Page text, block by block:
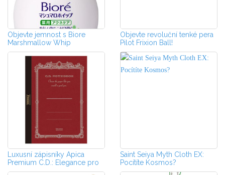
Objevte jemnost s Biore
Marshmallow Whip
Objevte revoluční tenké pera
Pilot Frixion Ball!
Luxusní zápisníky Apica
Premium C.D.: Elegance pro
vášnivé p...
Saint Seiya Myth Cloth EX:
Pocítíte Kosmos?